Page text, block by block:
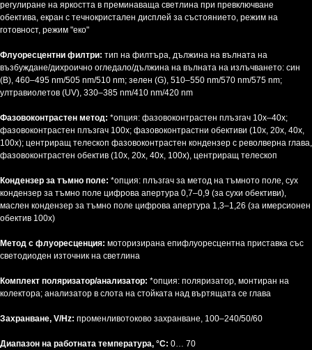
регулиране на яркостта в преминаваща светлина при превключване
обектива, екран с течнокристален дисплей за състоянието, режим на
готовност, режим "еко"
Флуоресцентни филтри: тип на филтъра, дължина на вълната на
възбуждане/дихроично огледало/дължина на вълната на излъчването: син
(B), 460–495 nm/505 nm/510 nm; зелен (G), 510–550 nm/570 nm/575 nm;
ултравиолетов (UV), 330–385 nm/410 nm/420 nm
Фазовоконтрастен метод: *опция: фазовоконтрастен плъзгач 10x–40x;
фазовоконтрастен плъзгач 100x; фазовоконтрастни обективи (10x, 20x, 40x,
100x); центриращ телескоп фазовоконтрастен кондензер с револверна глава,
фазовоконтрастен обектив (10x, 20x, 40x, 100x), центриращ телескоп
Кондензер за тъмно поле: *опция: плъзгач за метод на тъмното поле, сух
кондензер за тъмно поле цифрова апертура 0,7–0,9 (за сухи обективи),
маслен кондензер за тъмно поле цифрова апертура 1,3–1,26 (за имерсионен
обектив 100x)
Метод с флуоресценция: моторизирана епифлуоресцентна приставка със
светодиоден източник на светлина
Комплект поляризатор/анализатор: *опция: поляризатор, монтиран на
колектора; анализатор в слота на стойката над въртящата се глава
Захранване, V/Hz: променливотоково захранване, 100–240/50/60
Диапазон на работната температура, °C: 0… 70